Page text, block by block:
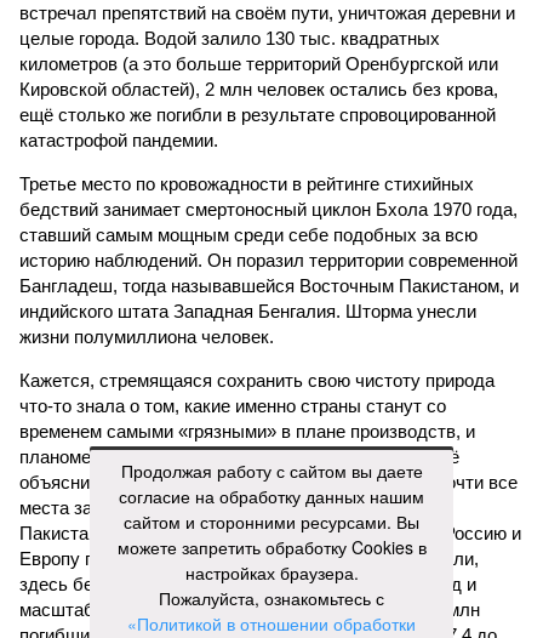
встречал препятствий на своём пути, уничтожая деревни и
целые города. Водой залило 130 тыс. квадратных
километров (а это больше территорий Оренбургской или
Кировской областей), 2 млн человек остались без крова,
ещё столько же погибли в результате спровоцированной
катастрофой пандемии.
Третье место по кровожадности в рейтинге стихийных
бедствий занимает смертоносный циклон Бхола 1970 года,
ставший самым мощным среди себе подобных за всю
историю наблюдений. Он поразил территории современной
Бангладеш, тогда называвшейся Восточным Пакистаном, и
индийского штата Западная Бенгалия. Шторма унесли
жизни полумиллиона человек.
Кажется, стремящаяся сохранить свою чистоту природа
что-то знала о том, какие именно страны станут со
временем самыми «грязными» в плане производств, и
планомерно подтачивала их демографию. А как ещё
объяснить то, что в топ-10 природных катастроф почти все
места занимают бедствия, разразившиеся в Индии,
Пакистане, Бангладеш и Турции? Что характерно, Россию и
Европу подобные катастрофы никогда не затрагивали,
здесь беды были другими, включая массовый голод и
масштабные эпидемии вроде бубонной чумы (200 млн
Продолжая работу с сайтом вы даете
согласие на обработку данных нашим
сайтом и сторонними ресурсами. Вы
можете запретить обработку Cookies в
настройках браузера.
Пожалуйста, ознакомьтесь с
«Политикой в отношении обработки